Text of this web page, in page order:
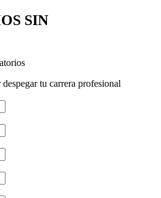
SIN
tu carrera profesional